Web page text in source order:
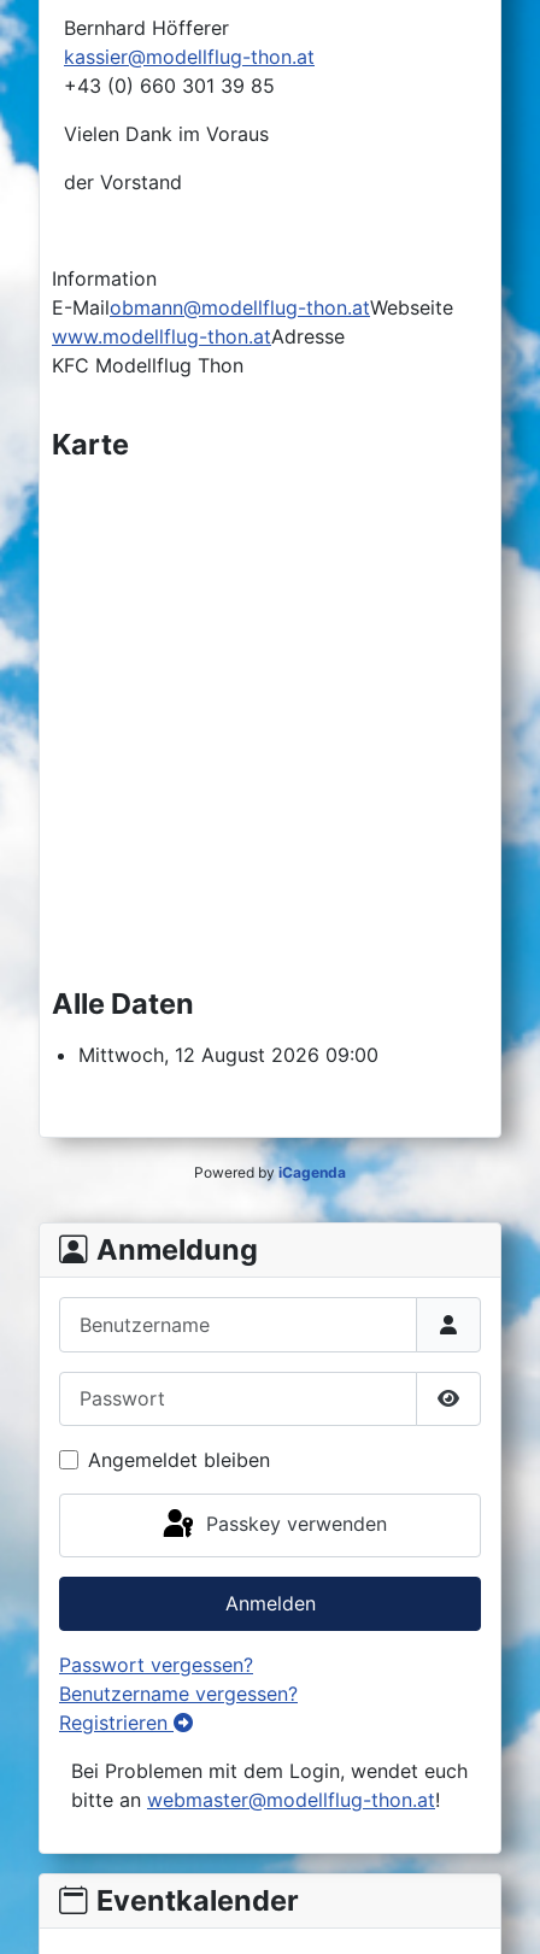
Eventkalender
Bernhard Höfferer
kassier@modellflug-thon.at
+43 (0) 660 301 39 85
Vielen Dank im Voraus
der Vorstand
Information
E-Mailobmann@modellflug-thon.atWebseite
www.modellflug-thon.atAdresse
KFC Modellflug Thon
Karte
Alle Daten
Mittwoch, 12 August 2026 09:00
Powered byiCagenda
Anmeldung
Passwort
Angemeldet bleiben
Passkey verwenden
Anmelden
Passwort vergessen?
Benutzername vergessen?
Registrieren
Bei Problemen mit dem Login, wendet euch
bitte an webmaster@modellflug-thon.at!